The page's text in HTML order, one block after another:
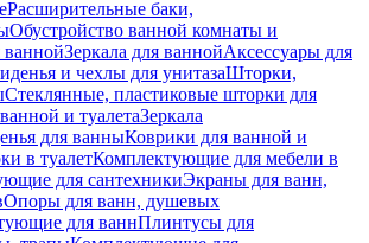
Расширительные баки,
Обустройство ванной комнаты и
ваннойЗеркала для ваннойАксессуары для
и чехлы для унитазаШторки,
Стеклянные, пластиковые шторки для
и туалетаЗеркала
для ванныКоврики для ванной и
в туалетКомплектующие для мебели в
для сантехникиЭкраны для ванн,
Опоры для ванн, душевых
для ваннПлинтусы для